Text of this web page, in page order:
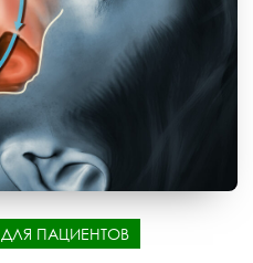
ПАЦИЕНТОВ